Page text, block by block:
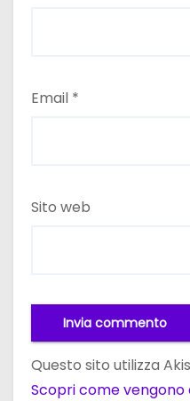
Email *
Sito web
Questo sito utilizza
Scopri come